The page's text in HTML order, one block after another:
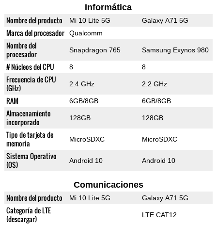
Informática
Nombre del producto Mi 10 Lite 5G Galaxy A71 5G
Marca del procesador Qualcomm
Nombre del
procesador
Snapdragon 765 Samsung Exynos 980
# Núcleos del CPU 8 8
Frecuencia de CPU
(GHz)
2.4 GHz 2.2 GHz
RAM 6GB/8GB 6GB/8GB
Almacenamiento
incorporado
128GB 128GB
Tipo de tarjeta de
memoria
MicroSDXC MicroSDXC
Sistema Operativo
(OS)
Android 10 Android 10
Comunicaciones
Nombre del producto Mi 10 Lite 5G Galaxy A71 5G
Categoría de LTE
(descargar)
LTE CAT12